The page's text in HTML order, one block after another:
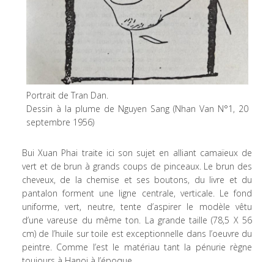
Portrait de Tran Dan.
Dessin à la plume de Nguyen Sang (Nhan Van N°1, 20
septembre 1956)
Bui Xuan Phai traite ici son sujet en alliant camaïeux de
vert et de brun à grands coups de pinceaux. Le brun des
cheveux, de la chemise et ses boutons, du livre et du
pantalon forment une ligne centrale, verticale. Le fond
uniforme, vert, neutre, tente d’aspirer le modèle vêtu
d’une vareuse du même ton. La grande taille (78,5 X 56
cm) de l’huile sur toile est exceptionnelle dans l’oeuvre du
peintre. Comme l’est le matériau tant la pénurie règne